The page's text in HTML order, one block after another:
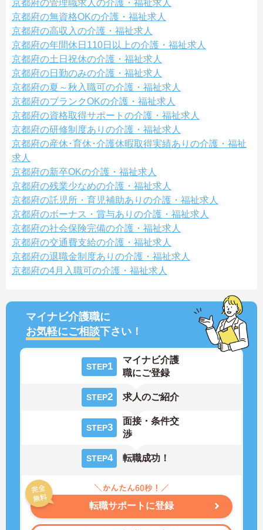
京都府の管理職求人の介護・福祉求人
京都府の無資格OKの介護・福祉求人
京都府の高収入の介護・福祉求人
京都府の年間休日110日以上の介護・福祉求人
京都府の土日祝休の介護・福祉求人
京都府の日勤のみの介護・福祉求人
京都府の夏～秋入職可の介護・福祉求人
京都府のブランクOKの介護・福祉求人
京都府の資格取得サポートの介護・福祉求人
京都府の研修制度ありの介護・福祉求人
京都府の産休･育休･介護休暇取得実績ありの介護・福祉
求人
京都府の新卒OKの介護・福祉求人
京都府の残業少なめの介護・福祉求人
京都府の託児所・育児補助ありの介護・福祉求人
京都府のボーナス・賞与ありの介護・福祉求人
京都府の社会保険完備の介護・福祉求人
京都府の交通費支給の介護・福祉求人
京都府の退職金制度ありの介護・福祉求人
京都府の4月入職可の介護・福祉求人
マイナビ介護職に
お気軽にご相談下さい！
STEP1
マイナビ介護
職にご登録
STEP2 求人のご紹介
STEP3
面接・条件交
渉
STEP4 転職成功！
転職サポートに登録